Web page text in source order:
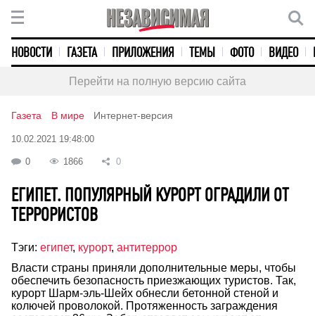
НОВОСТИ ГАЗЕТА ПРИЛОЖЕНИЯ ТЕМЫ ФОТО ВИДЕО
Перейти на полную версию сайта
Газета В мире Интернет-версия
10.02.2021 19:48:00
0 1866 0
ЕГИПЕТ. ПОПУЛЯРНЫЙ КУРОРТ ОГРАДИЛИ ОТ
ТЕРРОРИСТОВ
Тэги: египет, курорт, антитеррор
Власти страны приняли дополнительные меры, чтобы
обеспечить безопасность приезжающих туристов. Так,
курорт Шарм-эль-Шейх обнесли бетонной стеной и
колючей проволокой. Протяженность заграждения